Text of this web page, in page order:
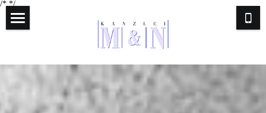
/**/
Anwälte
Rechtsgebiete